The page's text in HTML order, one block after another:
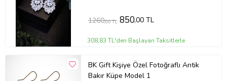
1260,00 TL 850,00 TL
308,83 TL'den Başlayan Taksitlerle
BK Gift Kişiye Özel Fotoğraflı Antik
Bakır Küpe Model 1